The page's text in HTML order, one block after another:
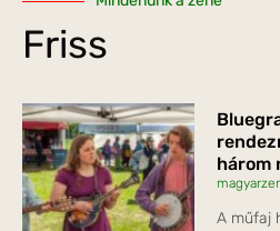
Friss
három
A műfaj